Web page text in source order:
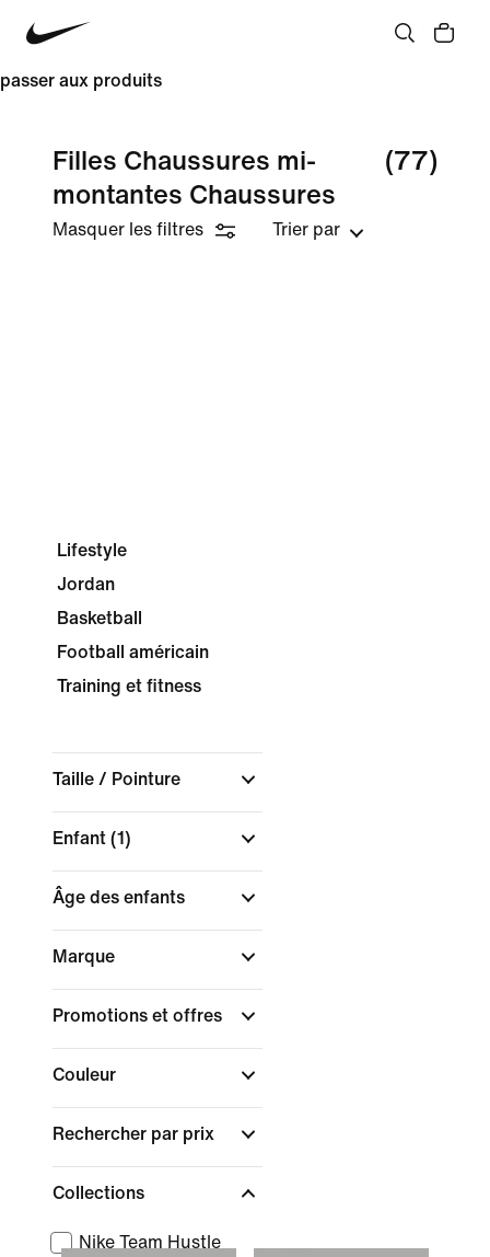
passer aux produits
Filles Chaussures mi-
montantes Chaussures
(77)
Masquer les filtres Trier par
Lifestyle
Jordan
Basketball
Football américain
Training et fitness
Taille / Pointure
Enfant (1)
Âge des enfants
Marque
Promotions et offres
Couleur
Rechercher par prix
Collections
Nike Team Hustle